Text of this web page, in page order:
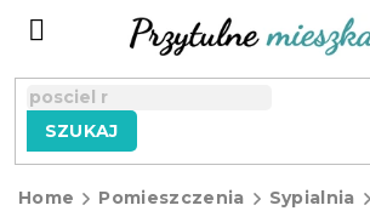
SZUKAJ
Home Pomieszczenia Sypialnia